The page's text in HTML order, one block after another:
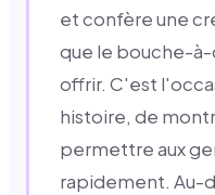
et confère une
que le bouche-à-
offrir. C'est
histoire, de
permettre aux
rapidement. Au-